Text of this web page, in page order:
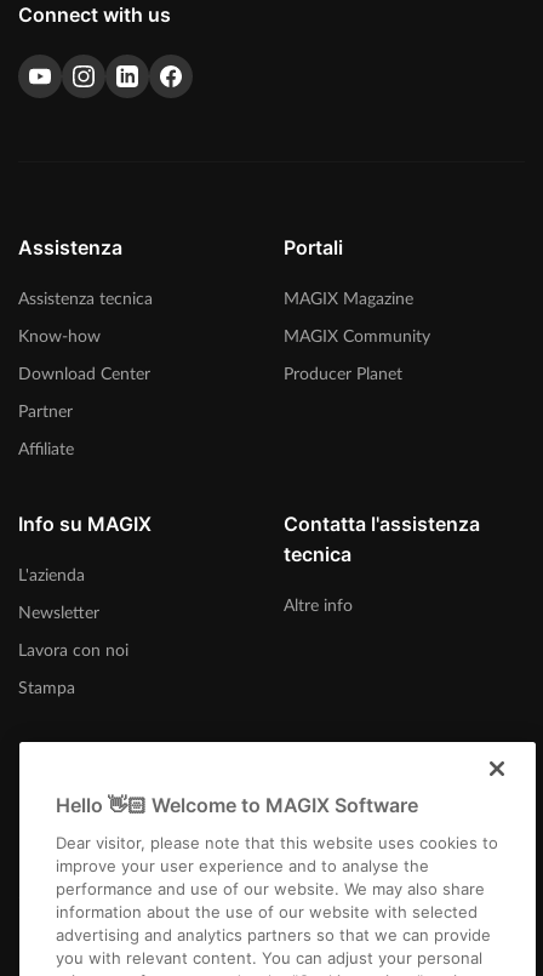
Connect with us
Assistenza
Assistenza tecnica
Know-how
Download Center
Partner
Affiliate
Portali
MAGIX Magazine
MAGIX Community
Producer Planet
Info su MAGIX
L'azienda
Newsletter
Lavora con noi
Stampa
Contatta l'assistenza
tecnica
Altre info
Italia
Hello 👋🏻 Welcome to MAGIX Software
Dear visitor, please note that this website uses cookies to
improve your user experience and to analyse the
performance and use of our website. We may also share
information about the use of our website with selected
advertising and analytics partners so that we can provide
you with relevant content. You can adjust your personal